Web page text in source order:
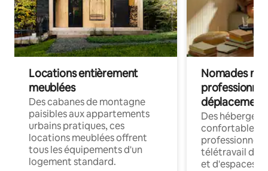
Locations entièrement
meublées
Des cabanes de montagne
paisibles aux appartements
urbains pratiques, ces
locations meublées offrent
tous les équipements d'un
logement standard.
Nomades
déplacement
Des
confortables
professionnels
télétravail
et d'espaces